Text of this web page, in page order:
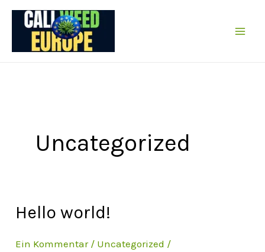
Zum
Inhalt
springen
Uncategorized
Hello world!
Ein Kommentar / Uncategorized /